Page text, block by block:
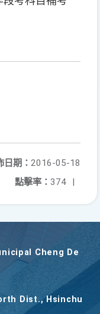
日期： 2016-05-18
點擊率： 374 |
Cheng De
Dist., Hsinchu